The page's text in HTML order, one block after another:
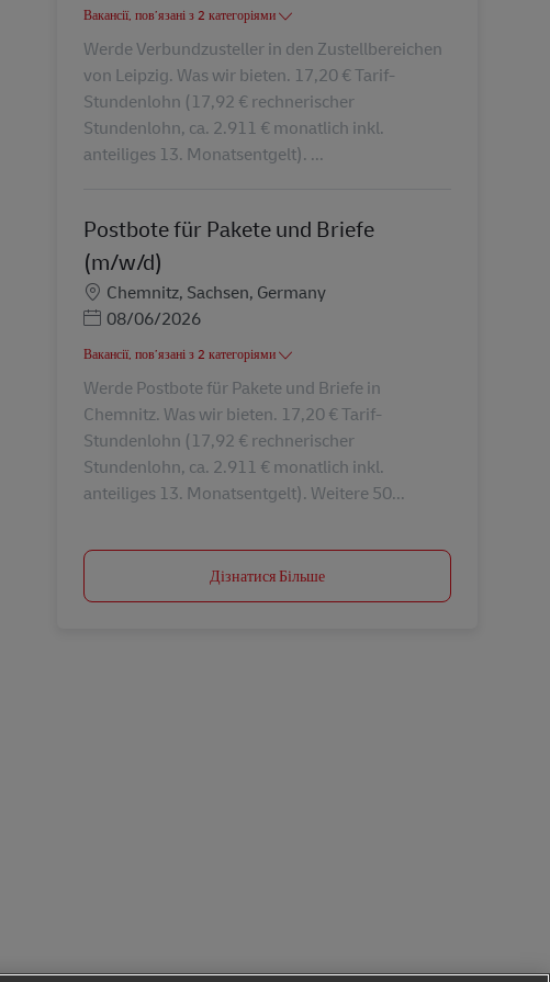
Вакансії, пов’язані з 2 категоріями
Werde Verbundzusteller in den Zustellbereichen
von Leipzig. Was wir bieten. 17,20 € Tarif-
Stundenlohn (17,92 € rechnerischer
Stundenlohn, ca. 2.911 € monatlich inkl.
anteiliges 13. Monatsentgelt). ...
Postbote für Pakete und Briefe
(m/w/d)
Місцезнаходження
Chemnitz, Sachsen, Germany
Posted Date
08/06/2026
Вакансії, пов’язані з 2 категоріями
Werde Postbote für Pakete und Briefe in
Chemnitz. Was wir bieten. 17,20 € Tarif-
Stundenlohn (17,92 € rechnerischer
Stundenlohn, ca. 2.911 € monatlich inkl.
anteiliges 13. Monatsentgelt). Weitere 50...
Дізнатися Більше